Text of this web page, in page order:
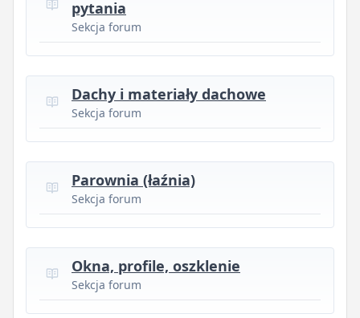
pytania
Sekcja forum
Dachy i materiały dachowe
Sekcja forum
Parownia (łaźnia)
Sekcja forum
Okna, profile, oszklenie
Sekcja forum